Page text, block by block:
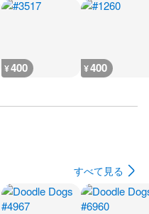
¥400 ¥400
すべて見る